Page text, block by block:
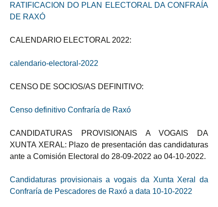
RATIFICACION DO PLAN ELECTORAL DA CONFRAÍA
DE RAXÓ
CALENDARIO ELECTORAL 2022:
calendario-electoral-2022
CENSO DE SOCIOS/AS DEFINITIVO:
Censo definitivo Confraría de Raxó
CANDIDATURAS PROVISIONAIS A VOGAIS DA
XUNTA XERAL: Plazo de presentación das candidaturas
ante a Comisión Electoral do 28-09-2022 ao 04-10-2022.
Candidaturas provisionais a vogais da Xunta Xeral da
Confraría de Pescadores de Raxó a data 10-10-2022